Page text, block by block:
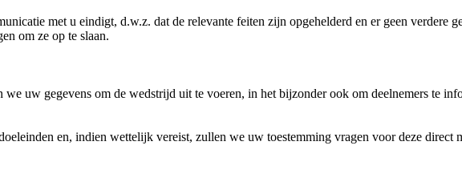
met u eindigt, d.w.z. dat de relevante feiten zijn opgehelderd en er geen verdere
om ze op te slaan.
uw gegevens om de wedstrijd uit te voeren, in het bijzonder ook om deelnemers te
en, indien wettelijk vereist, zullen we uw toestemming vragen voor deze direct